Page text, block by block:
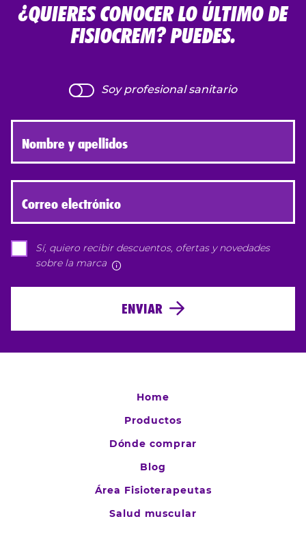
¿QUIERES CONOCER LO ÚLTIMO DE
FISIOCREM? PUEDES.
Soy profesional sanitario
Nombre y apellidos
Correo electrónico
ENVIAR
Sí, quiero recibir descuentos, ofertas y novedades
sobre la marca
Home
Productos
Dónde comprar
Blog
Área Fisioterapeutas
Salud muscular